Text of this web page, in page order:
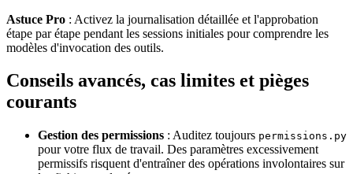
Astuce Pro : Activez la journalisation détaillée et l'approbation
étape par étape pendant les sessions initiales pour comprendre les
modèles d'invocation des outils.
Conseils avancés, cas limites et pièges
courants
Gestion des permissions : Auditez toujours permissions.py
pour votre flux de travail. Des paramètres excessivement
permissifs risquent d'entraîner des opérations involontaires sur